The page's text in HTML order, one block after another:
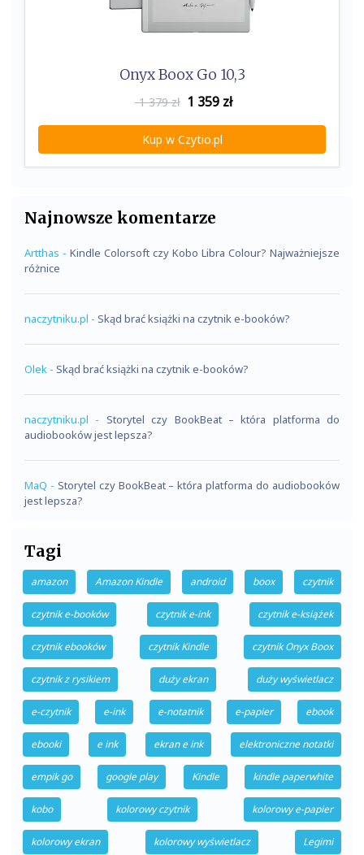
Onyx Boox Go 10,3
1 379 zł 1 359zł
Kup w Czytio.pl
Najnowsze komentarze
Artthas - Kindle Colorsoft czy Kobo Libra Colour? Najważniejsze
różnice
naczytniku.pl - Skąd brać książki na czytnik e-booków?
Olek - Skąd brać książki na czytnik e-booków?
naczytniku.pl - Storytel czy BookBeat – która platforma do
audiobooków jest lepsza?
MaQ - Storytel czy BookBeat – która platforma do audiobooków
jest lepsza?
Tagi
amazon Amazon Kindle android boox czytnik
czytnik e-booków czytnik e-ink czytnik e-książek
czytnik ebooków czytnik Kindle czytnik Onyx Boox
czytnik z rysikiem duży ekran duży wyświetlacz
e-czytnik e-ink e-notatnik e-papier ebook
ebooki e ink ekran e ink elektroniczne notatki
empik go google play Kindle kindle paperwhite
kobo kolorowy czytnik kolorowy e-papier
kolorowy ekran kolorowy wyświetlacz Legimi